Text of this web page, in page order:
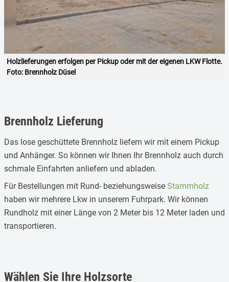
Holzlieferungen erfolgen per Pickup oder mit der eigenen LKW Flotte.
Foto: Brennholz Düsel
Brennholz Lieferung
Das lose geschüttete Brennholz liefern wir mit einem Pickup
und Anhänger. So können wir Ihnen Ihr Brennholz auch durch
schmale Einfahrten anliefern und abladen.
Für Bestellungen mit Rund- beziehungsweise Stammholz
haben wir mehrere Lkw in unserem Fuhrpark. Wir können
Rundholz mit einer Länge von 2 Meter bis 12 Meter laden und
transportieren.
Wählen Sie Ihre Holzsorte